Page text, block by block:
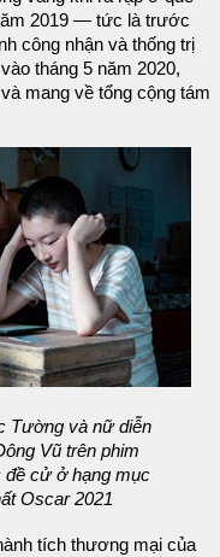
2019 — tức là trước
công nhận và thống trị
tháng 5 năm 2020,
mang về tổng cộng tám
Tường và nữ diễn
Vũ trên phim
cử ở hạng mục
Oscar 2021
tích thương mại của